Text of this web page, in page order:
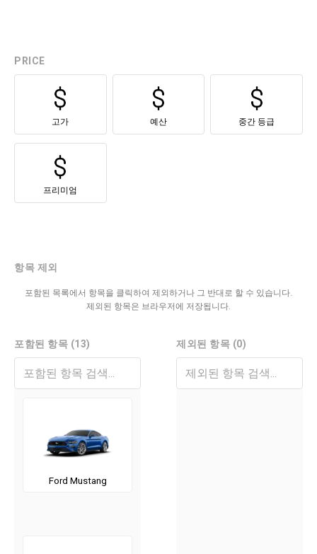
PRICE
고가 예산 중간 등급
프리미엄
항목 제외
포함된 목록에서 항목을 클릭하여 제외하거나 그 반대로 할 수 있습니다.
제외된 항목은 브라우저에 저장됩니다.
포함된 항목 (13)
Ford Mustang
제외된 항목 (0)